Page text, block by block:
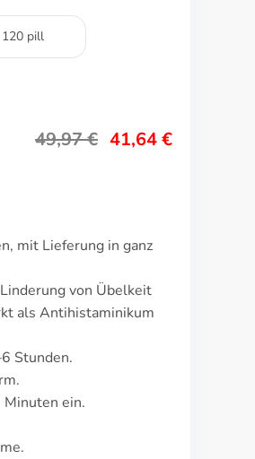
120 pill
49,97€ 41,64€
mit Lieferung in ganz
von Übelkeit
als Antihistaminikum
Stunden.
ein.